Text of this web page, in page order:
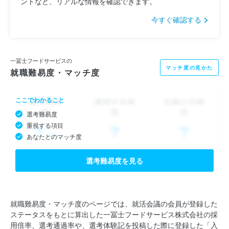
今すぐ確認する
一冨士フードサービスの
就職難易度・マッチ度 マッチ度の見かた
ここでわかること
選考難易度
重視する項目
あなたとのマッチ度
選考難易度を見る
就職難易度・マッチ度のページでは、就活会議の会員が登録した
ステータスをもとに算出した一冨士フードサービス株式会社の採
用倍率、選考通過率や、選考体験記を投稿した際に登録した「入